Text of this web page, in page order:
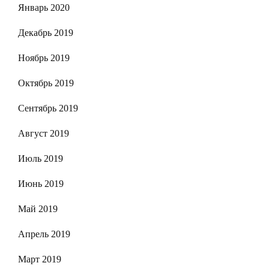
Январь 2020
Декабрь 2019
Ноябрь 2019
Октябрь 2019
Сентябрь 2019
Август 2019
Июль 2019
Июнь 2019
Май 2019
Апрель 2019
Март 2019